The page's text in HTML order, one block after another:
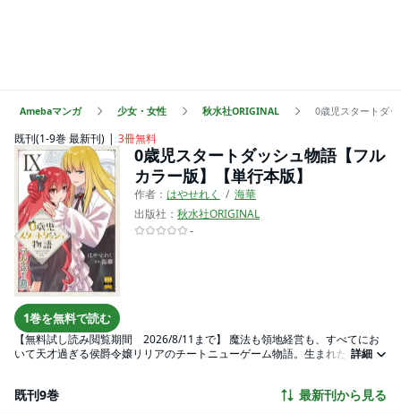
Amebaマンガ 少女・女性 秋水社ORIGINAL 0歳児スタートダ
既刊(1-9巻 最新刊) 3冊無料
1巻を無料で読む
0歳児スタートダッシュ物語【フル
カラー版】【単行本版】
作者： はやせれく
海華
出版社： 秋水社ORIGINAL
-
【無料試し読み閲覧期間 2026/8/11まで】 魔法も領地経営も、すべてにお
いて天才過ぎる侯爵令嬢リリアのチートニューゲーム物語。生まれた時から
を行いはじめる。その結果、５歳にして高度な魔法を行使し高位精霊を従わ
詳細
既刊9巻 最新刊から見る